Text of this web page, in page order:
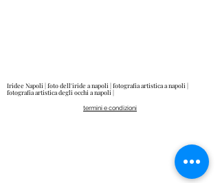
Iridee Napoli | foto dell'iride a napoli | fotografia artistica a napoli |
fotografia artistica degli occhi a napoli |
termini e condizioni